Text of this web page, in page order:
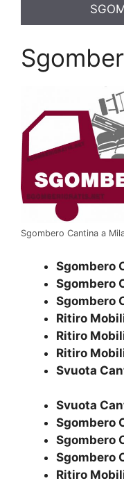
Sgombero Cantina a
Sgombero
Sgombero
Sgombero
Ritiro
Ritiro
Ritiro
Svuota
Svuota
Sgombero
Sgombero
Sgombero
Ritiro